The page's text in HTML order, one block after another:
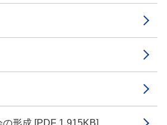
形成 [PDF 1,915KB]